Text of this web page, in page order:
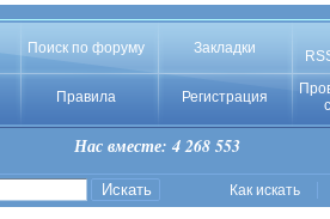
Поиск по форуму Закладки
Правила Регистрация
Нас вместе: 4 268 553
Как искать